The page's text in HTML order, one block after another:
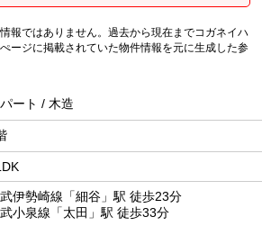
報ではありません。過去から現在までコガネイハ
ージに掲載されていた物件情報を元に生成した参
ート / 木造
伊勢崎線「細谷」駅 徒歩23分
小泉線「太田」駅 徒歩33分